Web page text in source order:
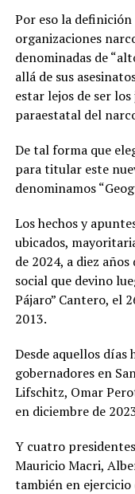
Por eso la
organizaciones
denominadas de
allá de sus
estar lejos de ser
paraestatal del
De tal forma que
para titular este
denominamos
Los hechos y
ubicados,
de 2024, a diez
social que devino
Pájaro” Cantero, el
2013.
Desde aquellos
gobernadores en
Lifschitz, Omar
en diciembre de
Y cuatro
Mauricio Macri,
también en ejercicio